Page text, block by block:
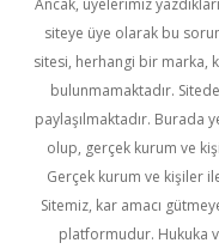
Ancak, üyelerimiz
siteye üye olarak bu
sitesi, herhangi bir marka,
bulunmamaktadır.
paylaşılmaktadır. Burada
olup, gerçek kurum ve
Gerçek kurum ve kişiler
Sitemiz, kar amacı
platformudur. Hukuka